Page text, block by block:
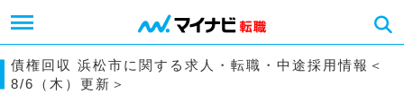
債権回収 浜松市に関する求人・転職・中途採用情報＜
8/6（木）更新＞